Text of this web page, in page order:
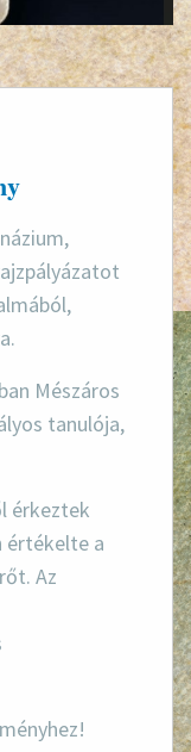
Mészáros
tanulója,
érkeztek
értékelte a
Az